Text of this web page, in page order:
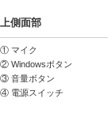
上側面部
① マイク
② Windowsボタン
③ 音量ボタン
④ 電源スイッチ